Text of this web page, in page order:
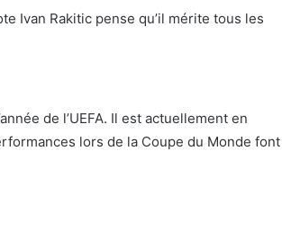
Ivan Rakitic pense qu’il mérite tous les
de l’UEFA. Il est actuellement en
lors de la Coupe du Monde font